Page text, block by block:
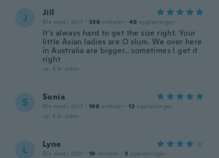
J Jill
Ble med i 2017 · 336 omtaler · 40 opplastinger
It's always hard to get the size right. Your
little Asian ladies are O slum. We over here
in Australia are bigger.. sometimes I get it
right
ca. 4 år siden
S Sonia
Ble med i 2017 · 108 omtaler · 12 opplastinger
ca. 4 år siden
L Lyne
Ble med i 2021 · 19 omtaler · 3 opplastinger